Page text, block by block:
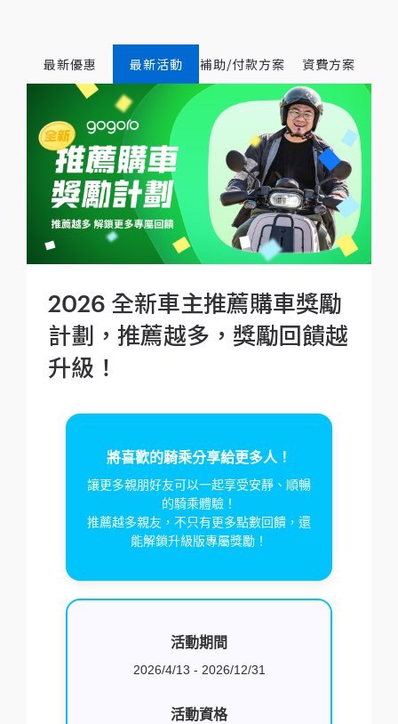
最新優惠 最新活動 補助/付款方案 資費方案
2026 全新車主推薦購車獎勵
計劃，推薦越多，獎勵回饋越
升級！
將喜歡的騎乘分享給更多人！
讓更多親朋好友可以一起享受安靜、順暢
的騎乘體驗！
推薦越多親友，不只有更多點數回饋，還
能解鎖升級版專屬獎勵！
活動期間
2026/4/13 - 2026/12/31
活動資格